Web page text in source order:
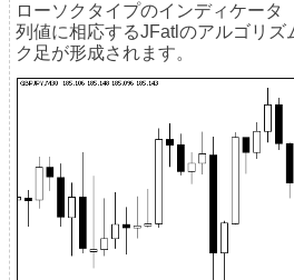
ローソクタイプのインディケータ
列値に相応するJFatlのアルゴリズ
ク足が形成されます。